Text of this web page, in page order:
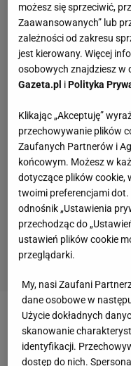
Zobacz wideo
to o kadrze U-21
możesz się sprzeciwić,
Zaawansowanych” lub
zależności od zakresu
jest kierowany. Więcej
osobowych znajdziesz w
Gazeta.pl iPolityka
Klikając „Akceptuję”
przechowywanie plików
Zaufanych Partnerów i
końcowym. Możesz w
dotyczące plików cookie,
twoimi preferencjami
odnośnik „Ustawienia
przechodząc do
ustawień plików cookie
przeglądarki.
My, nasi Zaufani
dane osobowe w
Użycie dokładnych
skanowanie
identyfikacji.
dostęp do nich.